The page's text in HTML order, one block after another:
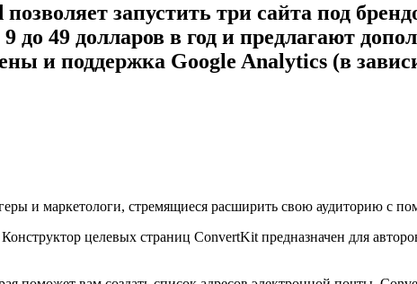
запустить три сайта под
49 долларов в год и предлагают
и поддержка Google Analytics (в
и маркетологи, стремящиеся расширить свою аудиторию с
целевых страниц ConvertKit предназначен для